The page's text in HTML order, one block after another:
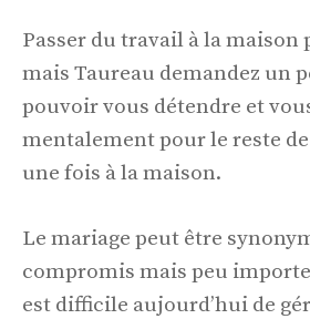
Passer du travail à la maison
mais Taureau demandez un
pouvoir vous détendre et
mentalement pour le reste
une fois à la maison.
Le mariage peut être
compromis mais peu
est difficile aujourd’hui de